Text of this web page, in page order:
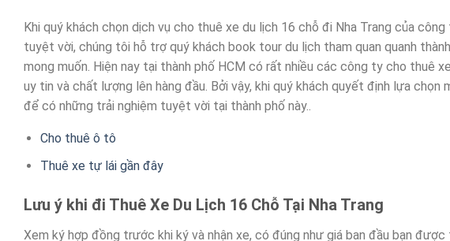
Khi quý khách chọn dịch vụ cho thuê xe du lịch 16 chỗ đi Nha Trang của
tuyệt vời, chúng tôi hỗ trợ quý khách book tour du lịch tham quan quanh
mong muốn. Hiện nay tại thành phố HCM có rất nhiều các công ty cho thuê
uy tin và chất lượng lên hàng đầu. Bởi vậy, khi quý khách quyết định lựa
để có những trải nghiệm tuyệt vời tại thành phố này..
Cho thuê ô tô
Thuê xe tự lái gần đây
Lưu ý khi đi Thuê Xe Du Lịch 16 Chỗ Tại Nha Trang
Xem ký hợp đồng trước khi ký và nhận xe, có đúng như giá ban đầu bạn